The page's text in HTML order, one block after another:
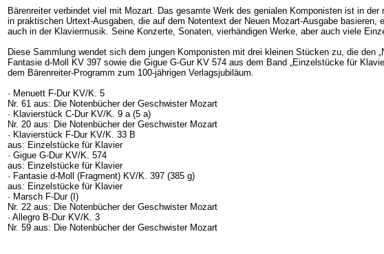
Bärenreiter verbindet viel mit Mozart. Das gesamte Werk des genialen Komponisten ist in
in praktischen Urtext-Ausgaben, die auf dem Notentext der Neuen Mozart-Ausgabe
auch in der Klaviermusik. Seine Konzerte, Sonaten, vierhändigen Werke, aber auch viele
Diese Sammlung wendet sich dem jungen Komponisten mit drei kleinen Stücken zu, die den
Fantasie d-Moll KV 397 sowie die Gigue G-Gur KV 574 aus dem Band „Einzelstücke für
dem Bärenreiter-Programm zum 100-jährigen Verlagsjubiläum.
· Menuett F-Dur KV/K. 5
Nr. 61 aus: Die Notenbücher der Geschwister Mozart
· Klavierstück C-Dur KV/K. 9 a (5 a)
Nr. 20 aus: Die Notenbücher der Geschwister Mozart
· Klavierstück F-Dur KV/K. 33 B
aus: Einzelstücke für Klavier
· Gigue G-Dur KV/K. 574
aus: Einzelstücke für Klavier
· Fantasie d-Moll (Fragment) KV/K. 397 (385 g)
aus: Einzelstücke für Klavier
· Marsch F-Dur (I)
Nr. 22 aus: Die Notenbücher der Geschwister Mozart
· Allegro B-Dur KV/K. 3
Nr. 59 aus: Die Notenbücher der Geschwister Mozart